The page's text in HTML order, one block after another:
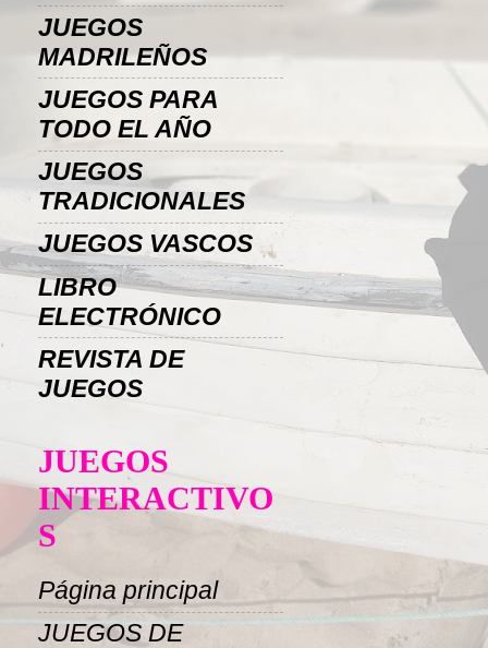
JUEGOS
MADRILEÑOS
JUEGOS PARA
TODO EL AÑO
JUEGOS
TRADICIONALES
JUEGOS VASCOS
LIBRO
ELECTRÓNICO
REVISTA DE
JUEGOS
JUEGOS
INTERACTIVO
S
Página principal
JUEGOS DE